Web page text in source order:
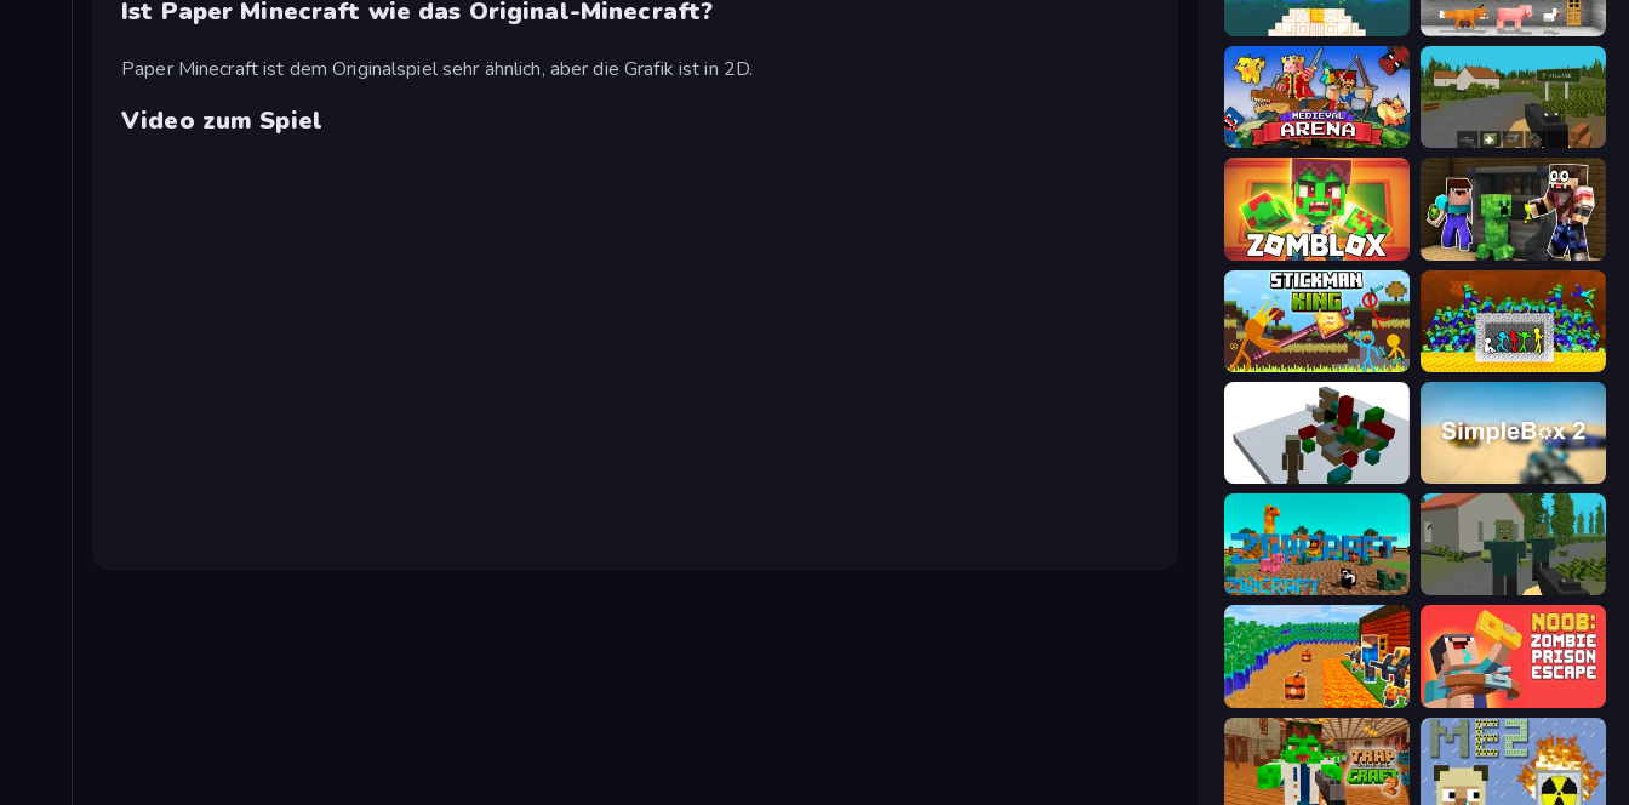
Ist Paper Minecraft wie das Original-Minecraft?
Paper Minecraft ist dem Originalspiel sehr ähnlich, aber die Grafik ist in 2D.
Video zum Spiel
Noob's Farm Escape
Medieval Arena ZombieCraft.io
Zomblox Noob Trolls Pro
Stickman King Stick Fighter vs Zombies
Craft Destroy
ZooCraft
Noob Tower Defense